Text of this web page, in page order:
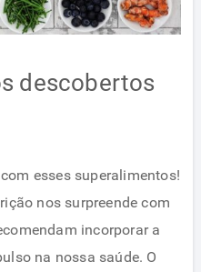
descobertos
esses superalimentos!
nos surpreende com
incorporar a
na nossa saúde. O